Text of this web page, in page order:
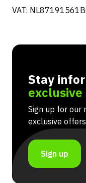
VAT:
Stay
exclusive
Sign up for our
exclusive
Sign up